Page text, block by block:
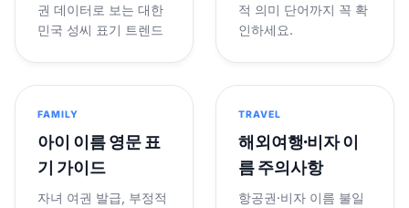
권 데이터로 보는 대한
민국 성씨 표기 트렌드
적 의미 단어까지 꼭 확
인하세요.
FAMILY
아이 이름 영문 표
기 가이드
자녀 여권 발급, 부정적
TRAVEL
해외여행·비자 이
름 주의사항
항공권·비자 이름 불일